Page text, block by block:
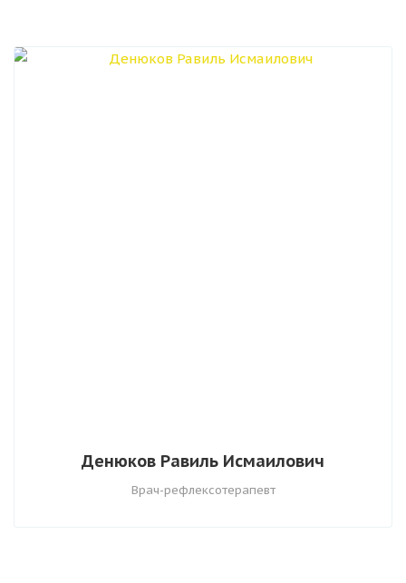
Денюков Равиль Исмаилович
Врач-рефлексотерапевт